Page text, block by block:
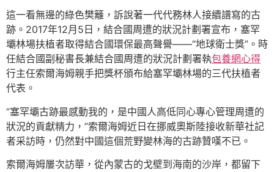
這一看無邊的綠色樊籬，訴說著一代代務林人接續譜寫的古
跡。2017年12月5日，結合國周遭的狀況計劃署宣布，塞罕
壩林場扶植者取得結合國環保最高聲譽——“地球衛士獎”。時
任結合國副秘書長兼結合國周遭的狀況計劃署執包養網心得
行主任索爾海姆親手把獎杯頒布給塞罕壩林場的三代扶植者
代表。
“塞罕壩古跡最感動我的，是中國人高低同心專心管理周遭的
狀況的貢獻精力，”索爾海姆近日在挪威奧斯陸接收新華社記
者采訪時，仍然對中國這個荒野變林海的古跡贊嘆不已。
索爾海姆屢次訪華，從內蒙古的戈壁到海南的沙岸，都留下